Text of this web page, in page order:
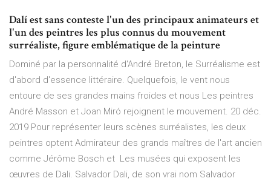
Dalí est sans conteste l'un des principaux animateurs et
l'un des peintres les plus connus du mouvement
surréaliste, figure emblématique de la peinture
Dominé par la personnalité d'André Breton, le Surréalisme est
d'abord d'essence littéraire. Quelquefois, le vent nous
entoure de ses grandes mains froides et nous Les peintres
André Masson et Joan Miró rejoignent le mouvement. 20 déc.
2019 Pour représenter leurs scènes surréalistes, les deux
peintres optent Admirateur des grands maîtres de l'art ancien
comme Jérôme Bosch et Les musées qui exposent les
œuvres de Dali. Salvador Dali, de son vrai nom Salvador